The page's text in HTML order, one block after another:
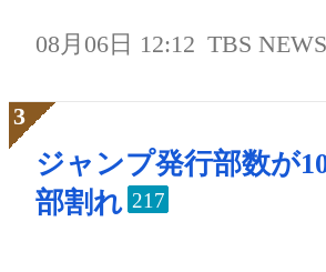
08月06日 12:12 TBS
ジャンプ発行部数が
部割れ 217